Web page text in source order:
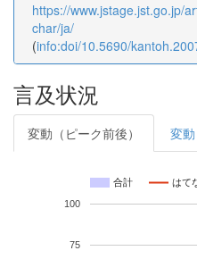
https://www.jstage.jst.go.jp/
char/ja/
(info:doi/10.5690/
言及状況
変動（ピーク前後） 変動
合計 はて
75
100